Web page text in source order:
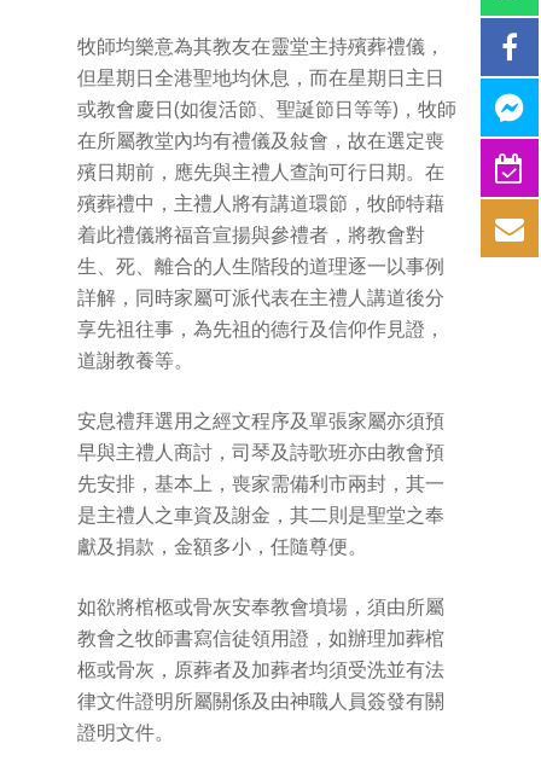
牧師均樂意為其教友在靈堂主持殯葬禮儀，
但星期日全港聖地均休息，而在星期日主日
或教會慶日(如復活節、聖誕節日等等)，牧師
在所屬教堂內均有禮儀及敍會，故在選定喪
殯日期前，應先與主禮人查詢可行日期。在
殯葬禮中，主禮人將有講道環節，牧師特藉
着此禮儀將福音宣揚與參禮者，將教會對
生、死、離合的人生階段的道理逐一以事例
詳解，同時家屬可派代表在主禮人講道後分
享先祖往事，為先祖的德行及信仰作見證，
道謝教養等。
安息禮拜選用之經文程序及單張家屬亦須預
早與主禮人商討，司琴及詩歌班亦由教會預
先安排，基本上，喪家需備利市兩封，其一
是主禮人之車資及謝金，其二則是聖堂之奉
獻及捐款，金額多小，任隨尊便。
如欲將棺柩或骨灰安奉教會墳場，須由所屬
教會之牧師書寫信徒領用證，如辦理加葬棺
柩或骨灰，原葬者及加葬者均須受洗並有法
律文件證明所屬關係及由神職人員簽發有關
證明文件。